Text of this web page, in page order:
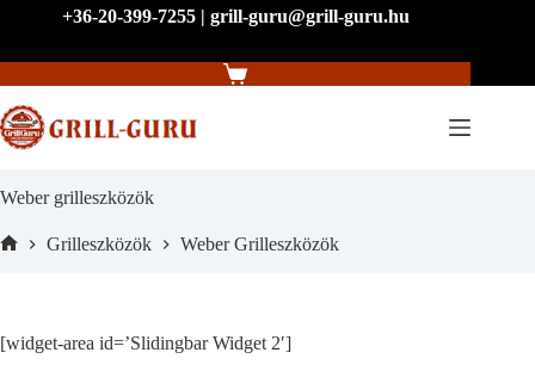
+36-20-399-7255 | grill-guru@grill-guru.hu
Shopping
Weber grilleszközök
Grilleszközök Weber Grilleszközök
[widget-area id=’Slidingbar Widget 2′]